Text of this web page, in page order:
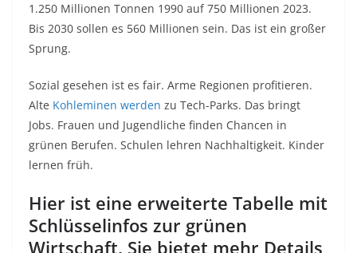
1.250 Millionen Tonnen 1990 auf 750 Millionen 2023.
Bis 2030 sollen es 560 Millionen sein. Das ist ein großer
Sprung.
Sozial gesehen ist es fair. Arme Regionen profitieren.
Alte Kohleminen werden zu Tech-Parks. Das bringt
Jobs. Frauen und Jugendliche finden Chancen in
grünen Berufen. Schulen lehren Nachhaltigkeit. Kinder
lernen früh.
Hier ist eine erweiterte Tabelle mit
Schlüsselinfos zur grünen
Wirtschaft. Sie bietet mehr Details